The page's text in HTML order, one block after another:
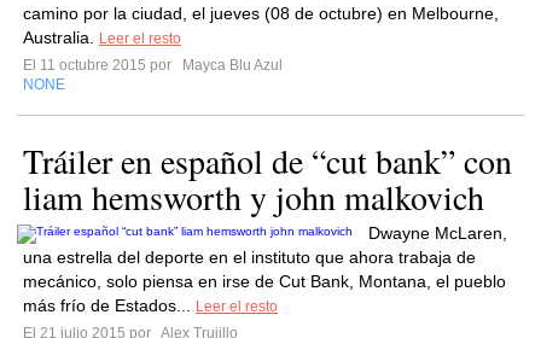
camino por la ciudad, el jueves (08 de octubre) en Melbourne,
Australia.
Leer el resto
El 11 octubre 2015 por
Mayca Blu Azul
NONE
Tráiler en español de “cut bank” con
liam hemsworth y john malkovich
Dwayne McLaren,
una estrella del deporte en el instituto que ahora trabaja de
mecánico, solo piensa en irse de Cut Bank, Montana, el pueblo
más frío de Estados...
Leer el resto
El 21 julio 2015 por Alex Trujillo